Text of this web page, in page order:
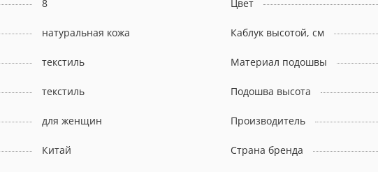
8 Цвет
натуральная кожа Каблук высотой, см
текстиль Материал подошвы
текстиль Подошва высота
для женщин Производитель
Китай Страна бренда